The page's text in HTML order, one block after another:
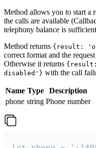
Method allows you to start a
the calls are available
telephony balance is
Method returns {result:
correct format and the
Otherwise it returns
disabled'} with the call
Name Type
Description
phone string Phone number